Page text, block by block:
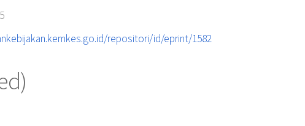
repositori/id/eprint/1582